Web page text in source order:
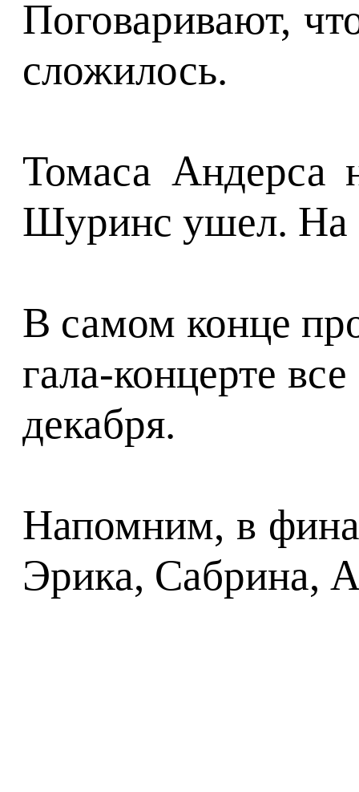
Поговаривают,
сложилось.
Томаса Андерса
Шуринс ушел. На
В самом конце
гала-концерте
декабря.
Напомним, в
Эрика, Сабрина,